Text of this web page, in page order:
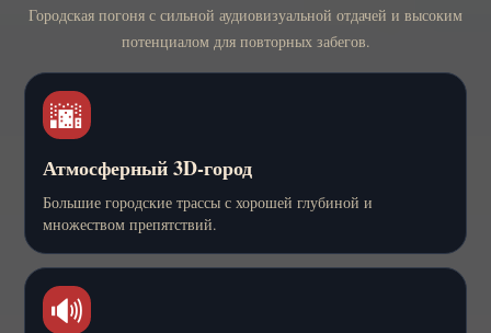
Городская погоня с сильной аудиовизуальной отдачей и высоким
потенциалом для повторных забегов.
🌆
Атмосферный 3D-город
Большие городские трассы с хорошей глубиной и
множеством препятствий.
🔊